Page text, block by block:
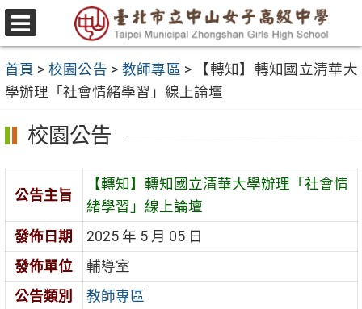
跳
至
要
內
容
區
選
單
首頁 > 校園公告 > 教師專區 >
【轉知】轉知國立清華大
學辦理「社會情緒學習」線上論壇
校園公告
公告主旨
【轉知】轉知國立清華大學辦理「社會情
緒學習」線上論壇
發佈日期
2025 年 5 月 05 日
發佈單位
輔導室
公告類別
教師專區